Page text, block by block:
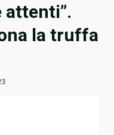
attenti”.
la truffa